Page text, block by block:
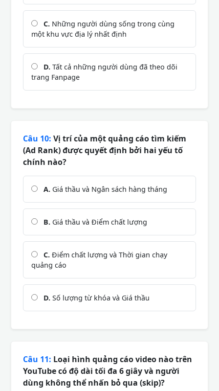
C. Những người dùng sống trong cùng
một khu vực địa lý nhất định
D. Tất cả những người dùng đã theo dõi
trang Fanpage
Câu 10: Vị trí của một quảng cáo tìm kiếm
(Ad Rank) được quyết định bởi hai yếu tố
chính nào?
A. Giá thầu và Ngân sách hàng tháng
B. Giá thầu và Điểm chất lượng
C. Điểm chất lượng và Thời gian chạy
quảng cáo
D. Số lượng từ khóa và Giá thầu
Câu 11: Loại hình quảng cáo video nào trên
YouTube có độ dài tối đa 6 giây và người
dùng không thể nhấn bỏ qua (skip)?